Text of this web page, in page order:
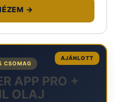
→
AJÁNLOTT
CSOMAG
APP PRO +
OLAJ